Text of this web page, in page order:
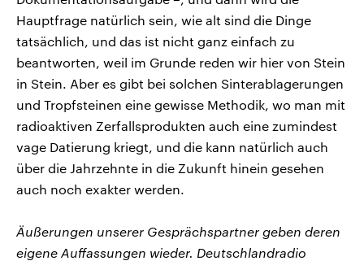
Hauptfrage natürlich sein, wie alt sind die Dinge
tatsächlich, und das ist nicht ganz einfach zu
beantworten, weil im Grunde reden wir hier von Stein
in Stein. Aber es gibt bei solchen Sinterablagerungen
und Tropfsteinen eine gewisse Methodik, wo man mit
radioaktiven Zerfallsprodukten auch eine zumindest
vage Datierung kriegt, und die kann natürlich auch
über die Jahrzehnte in die Zukunft hinein gesehen
auch noch exakter werden.
Äußerungen unserer Gesprächspartner geben deren
eigene Auffassungen wieder. Deutschlandradio